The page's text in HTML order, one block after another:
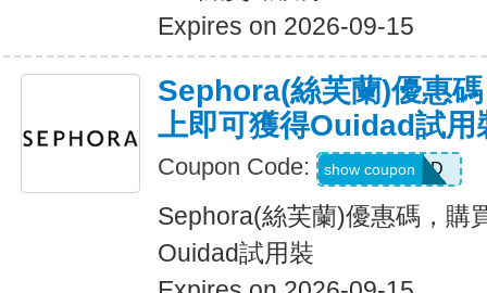
Expires on 2026-09-15
Sephora(絲芙蘭)優惠
上即可獲得Ouidad試用
Coupon Code: OUIDAD
show coupon
Sephora(絲芙蘭)優惠碼，購
Ouidad試用裝